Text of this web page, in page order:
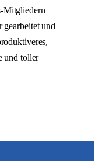
Mitgliedern
gearbeitet und
und toller